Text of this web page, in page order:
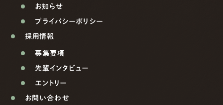
お知らせ
プライバシーポリシー
採用情報
募集要項
先輩インタビュー
エントリー
お問い合わせ